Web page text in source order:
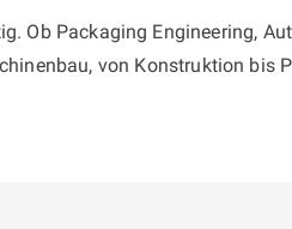
Ob Packaging Engineering,
von Konstruktion bis